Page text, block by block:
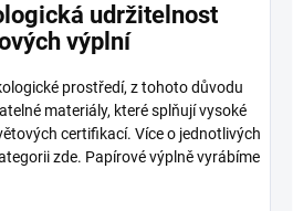
udržitelnost
výplní
prostředí, z tohoto důvodu
materiály, které splňují vysoké
certifikací. Více o jednotlivých
zde. Papírové výplně vyrábíme